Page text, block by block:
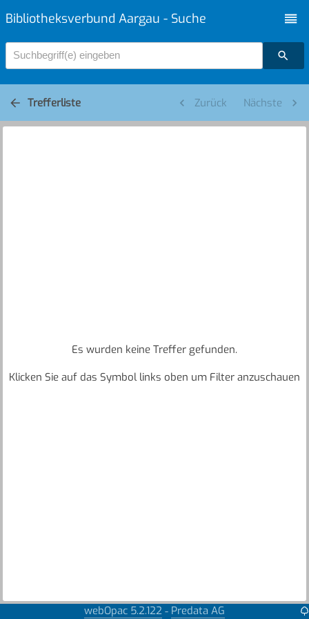
Bibliotheksverbund Aargau - Suche
Suchbegriff(e) eingeben
Trefferliste Zurück Nächste
Es wurden keine Treffer gefunden.
Klicken Sie auf das Symbol links oben um Filter anzuschauen
webOpac 5.2.122 - Predata AG